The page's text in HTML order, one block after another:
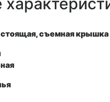
съемная крышка